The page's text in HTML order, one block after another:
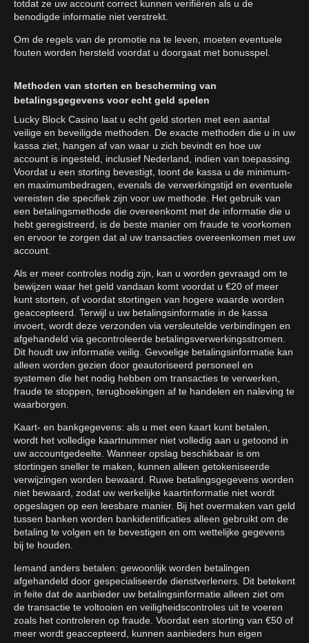
totdat ze uw account correct kunnen verifiëren als u de
benodigde informatie niet verstrekt.
Om de regels van de promotie na te leven, moeten eventuele
fouten worden hersteld voordat u doorgaat met bonusspel.
Methoden van storten en bescherming van
betalingsgegevens voor echt geld spelen
Lucky Block Casino laat u echt geld storten met een aantal
veilige en beveiligde methoden. De exacte methoden die u in uw
kassa ziet, hangen af van waar u zich bevindt en hoe uw
account is ingesteld, inclusief Nederland, indien van toepassing.
Voordat u een storting bevestigt, toont de kassa u de minimum-
en maximumbedragen, evenals de verwerkingstijd en eventuele
vereisten die specifiek zijn voor uw methode. Het gebruik van
een betalingsmethode die overeenkomt met de informatie die u
hebt geregistreerd, is de beste manier om fraude te voorkomen
en ervoor te zorgen dat al uw transacties overeenkomen met uw
account.
Als er meer controles nodig zijn, kan u worden gevraagd om te
bewijzen waar het geld vandaan komt voordat u €20 of meer
kunt storten, of voordat stortingen van hogere waarde worden
geaccepteerd. Terwijl u uw betalingsinformatie in de kassa
invoert, wordt deze verzonden via versleutelde verbindingen en
afgehandeld via gecontroleerde betalingsverwerkingsstromen.
Dit houdt uw informatie veilig. Gevoelige betalingsinformatie kan
alleen worden gezien door geautoriseerd personeel en
systemen die het nodig hebben om transacties te verwerken,
fraude te stoppen, terugboekingen af te handelen en naleving te
waarborgen.
Kaart- en bankgegevens: als u met een kaart kunt betalen,
wordt het volledige kaartnummer niet volledig aan u getoond in
uw accountgedeelte. Wanneer opslag beschikbaar is om
stortingen sneller te maken, kunnen alleen getokeniseerde
verwijzingen worden bewaard. Ruwe betalingsgegevens worden
niet bewaard, zodat uw werkelijke kaartinformatie niet wordt
opgeslagen op een leesbare manier. Bij het overmaken van geld
tussen banken worden bankidentificaties alleen gebruikt om de
betaling te volgen en te bevestigen en om wettelijke gegevens
bij te houden.
Iemand anders betalen: gewoonlijk worden betalingen
afgehandeld door gespecialiseerde dienstverleners. Dit betekent
in feite dat de aanbieder uw betalingsinformatie alleen ziet om
de transactie te voltooien en veiligheidscontroles uit te voeren
zoals het controleren op fraude. Voordat een storting van €50 of
meer wordt geaccepteerd, kunnen aanbieders hun eigen